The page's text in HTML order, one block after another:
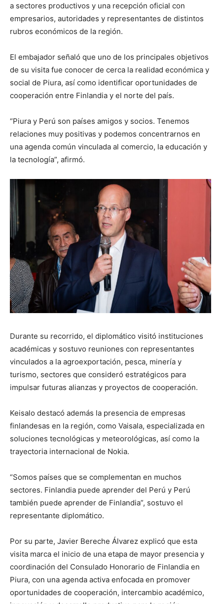
a sectores productivos y una recepción oficial con
empresarios, autoridades y representantes de distintos
rubros económicos de la región.
El embajador señaló que uno de los principales objetivos
de su visita fue conocer de cerca la realidad económica y
social de Piura, así como identificar oportunidades de
cooperación entre Finlandia y el norte del país.
“Piura y Perú son países amigos y socios. Tenemos
relaciones muy positivas y podemos concentrarnos en
una agenda común vinculada al comercio, la educación y
la tecnología”, afirmó.
Durante su recorrido, el diplomático visitó instituciones
académicas y sostuvo reuniones con representantes
vinculados a la agroexportación, pesca, minería y
turismo, sectores que consideró estratégicos para
impulsar futuras alianzas y proyectos de cooperación.
Keisalo destacó además la presencia de empresas
finlandesas en la región, como Vaisala, especializada en
soluciones tecnológicas y meteorológicas, así como la
trayectoria internacional de Nokia.
“Somos países que se complementan en muchos
sectores. Finlandia puede aprender del Perú y Perú
también puede aprender de Finlandia”, sostuvo el
representante diplomático.
Por su parte, Javier Bereche Álvarez explicó que esta
visita marca el inicio de una etapa de mayor presencia y
coordinación del Consulado Honorario de Finlandia en
Piura, con una agenda activa enfocada en promover
oportunidades de cooperación, intercambio académico,